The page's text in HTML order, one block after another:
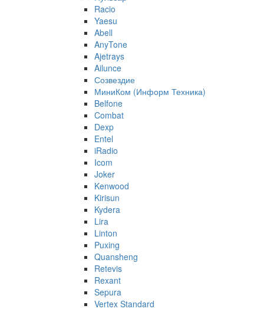
Racio
Yaesu
Abell
AnyTone
Ajetrays
Ailunce
Созвездие
МиниКом (Информ Техника)
Belfone
Combat
Dexp
Entel
iRadio
Icom
Joker
Kenwood
Kirisun
Kydera
Lira
Linton
Puxing
Quansheng
Retevis
Rexant
Sepura
Vertex Standard